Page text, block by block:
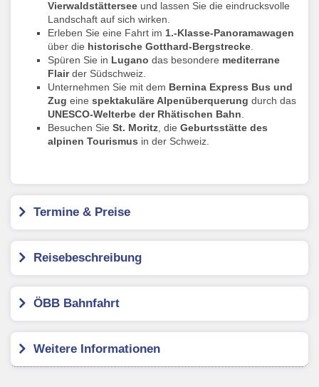
Vierwaldstättersee und lassen Sie die eindrucksvolle
Landschaft auf sich wirken.
Erleben Sie eine Fahrt im 1.-Klasse-Panoramawagen
über die historische Gotthard-Bergstrecke
Spüren Sie in Lugano das besondere mediterrane
Flairder Südschweiz.
Unternehmen Sie mit dem Bernina Express Bus und
Zug eine spektakuläre Alpenüberquerung durch das
UNESCO-Welterbe der Rhätischen Bahn
Besuchen Sie St. Moritz , die Geburtsstätte des
alpinen Tourismus in der Schweiz.
Termine & Preise
Reisebeschreibung
ÖBB Bahnfahrt
Weitere Informationen